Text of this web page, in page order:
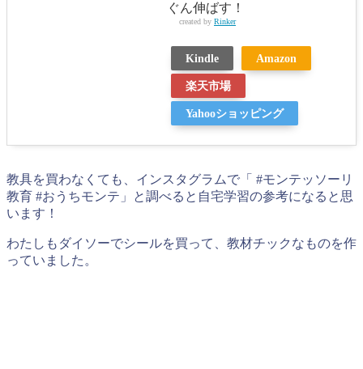
ぐん伸ばす！
created by Rinker
Kindle Amazon
楽天市場
Yahooショッピング
教具を買わなくても、インスタグラムで「 #モンテッソーリ
教育 #おうちモンテ」と調べると自宅学習の参考になると思
います！
わたしもダイソーでシールを買って、教材チックなものを作
っていました。